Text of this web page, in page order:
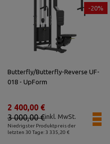
-20%
Butterfly/Butterfly-Reverse UF-
018 - UpForm
Niedrigster Produktpreis der
letzten 30 Tage: 3 335,20 €
3 000,00 €
2 400,00 €
inkl. MwSt.